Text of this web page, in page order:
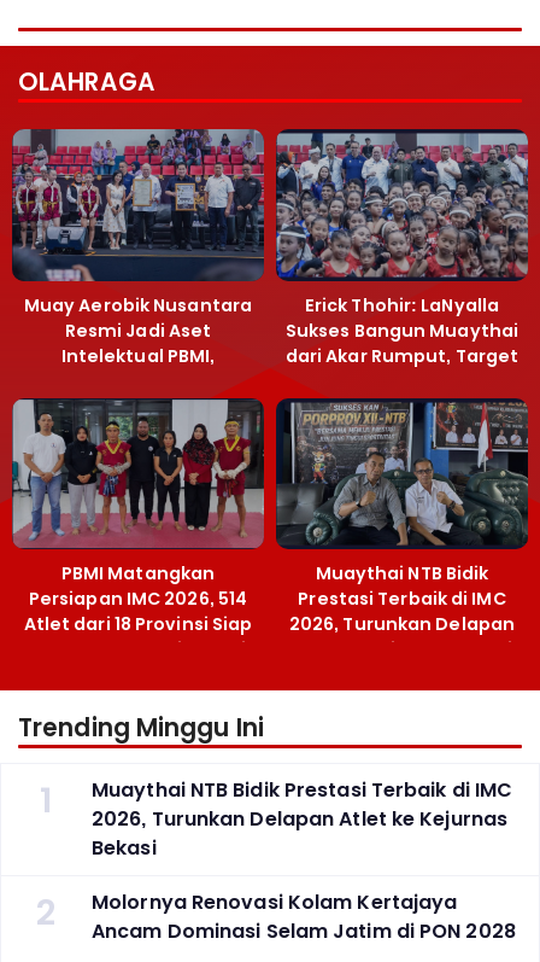
OLAHRAGA
Muay Aerobik Nusantara
Resmi Jadi Aset
Intelektual PBMI,
Terobosan Bangun
Grassroots
Erick Thohir: LaNyalla
Sukses Bangun Muaythai
dari Akar Rumput, Target
PBMI Matangkan
Persiapan IMC 2026, 514
Atlet dari 18 Provinsi Siap
Berlaga Besok di Bekasi
Muaythai NTB Bidik
Prestasi Terbaik di IMC
2026, Turunkan Delapan
Atlet ke Kejurnas Bekasi
Trending Minggu Ini
1
Muaythai NTB Bidik Prestasi Terbaik di IMC
2026, Turunkan Delapan Atlet ke Kejurnas
Bekasi
2
Molornya Renovasi Kolam Kertajaya
Ancam Dominasi Selam Jatim di PON 2028